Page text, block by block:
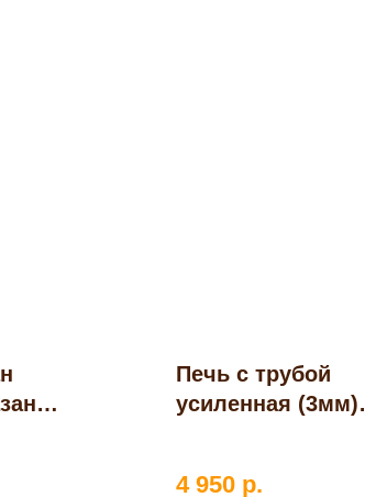
Печь с трубой
усиленная (3мм)
4 950 р.